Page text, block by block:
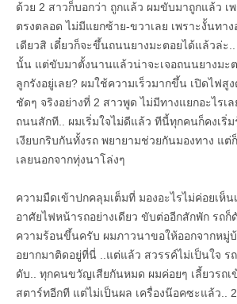
ด้วย 2 สาวก็บอกว่า ถูกแล้ว ผมขับมาถูกแล้ว เ
ตรงตลอด ไม่มีแยกซ้าย-ขวาเลย เพราะงั้นทา
เดียวสิ เดี๋ยวก็จะขึ้นถนนยางมะตอยได้แล้วล่ะ
นั้น แต่ขับมาตั้งนานแล้วน่าจะเจอถนนยางมะ
ลูกรังอยู่เลย? ผมใช้ความเร็วมากขึ้น เปิดไฟสู
ชัดๆ จริงอย่างที่ 2 สาวพูด ไม่มีทางแยกอะไรเ
ถนนสักที.. ผมเริ่มใจไม่ดีแล้ว ทีนี้ทุกคนก็คงเริ่
เงียบกริบกันทั้งรถ พยายามช่วยกันมองทาง แต่
เลยนอกจากทุ่งนาโล่งๆ
ความมืดเข้าปกคลุมเต็มที่ มองอะไรไม่ค่อยเห็
อาศัยไฟหน้ารถอย่างเดียว ขับต่ออีกสักพัก รถก็
ความร้อนขึ้นครับ ผมภาวนาขอให้ออกจากหมู่บ้
อยากมาติดอยู่ที่นี่ ..แต่แล้ว สวรรค์ไม่เป็นใจ ร
ดับ.. ทุกคนขวัญเสียกันหมด ผมค่อยๆ เลี้ยวรถเ
สตาร์ทอีกที แต่ไม่เป็นผล เครื่องน๊อคซะแล้ว..